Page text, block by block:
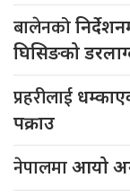
बालेनको
घिसिङको
प्रहरीलाई
पक्राउ
नेपालमाआयो